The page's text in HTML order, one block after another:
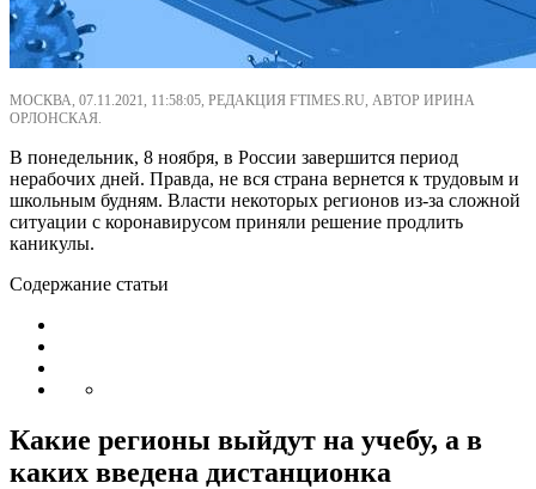
МОСКВА, 07.11.2021, 11:58:05, РЕДАКЦИЯ FTIMES.RU, АВТОР ИРИНА
ОРЛОНСКАЯ.
В понедельник, 8 ноября, в России завершится период
нерабочих дней. Правда, не вся страна вернется к трудовым и
школьным будням. Власти некоторых регионов из-за сложной
ситуации с коронавирусом приняли решение продлить
каникулы.
Содержание статьи
Какие регионы выйдут на учебу, а в
каких введена дистанционка